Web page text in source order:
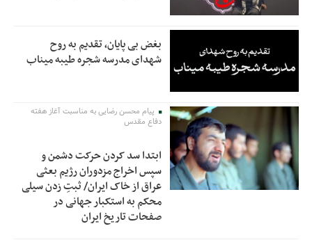
بغض بی پایان، تقدیم به روح
شهدای مدرسه شجره طیبه میناب
پیام محسن رضایی به مناسبت آغاز هفته
دفاع مقدس
ابتدا سد کردن حرکت دشمن و
سپس اخراج مزدوران رژیم بعثی
عراق از خاک ایران/ ثبتِ زدن سیلی
محکم به استکبار جهانی در
صفحات تاریخ ایران